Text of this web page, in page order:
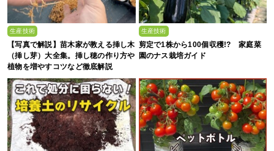
生産技術
【写真で解説】苗木家が教える挿し木
（挿し芽）大全集。挿し穂の作り方や
植物を増やすコツなど徹底解説
生産技術
剪定で1株から100個収穫!? 家庭菜
園のナス栽培ガイド